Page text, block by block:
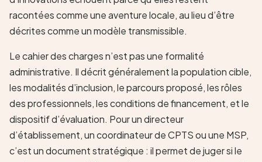
racontées comme une aventure locale, au lieu d’être
décrites comme un modèle transmissible.
Le cahier des charges n’est pas une formalité
administrative. Il décrit généralement la population cible,
les modalités d’inclusion, le parcours proposé, les rôles
des professionnels, les conditions de financement, et le
dispositif d’évaluation. Pour un directeur
d’établissement, un coordinateur de CPTS ou une MSP,
c’est un document stratégique : il permet de juger si le